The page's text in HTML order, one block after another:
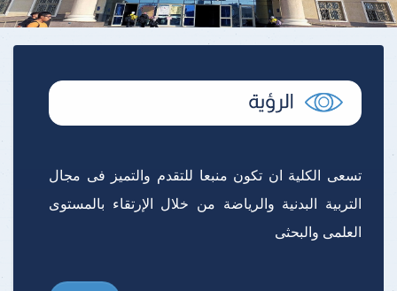
تسعى الكلية ان تكون منبعا للتقدم والتميز فى مجال
التربية البدنية والرياضة من خلال الإرتقاء بالمستوى
العلمى والبحثى